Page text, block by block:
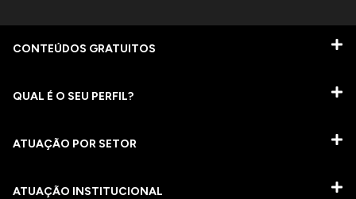
CONTEÚDOS GRATUITOS
QUAL É O SEU PERFIL?
ATUAÇÃO POR SETOR
ATUAÇÃO INSTITUCIONAL